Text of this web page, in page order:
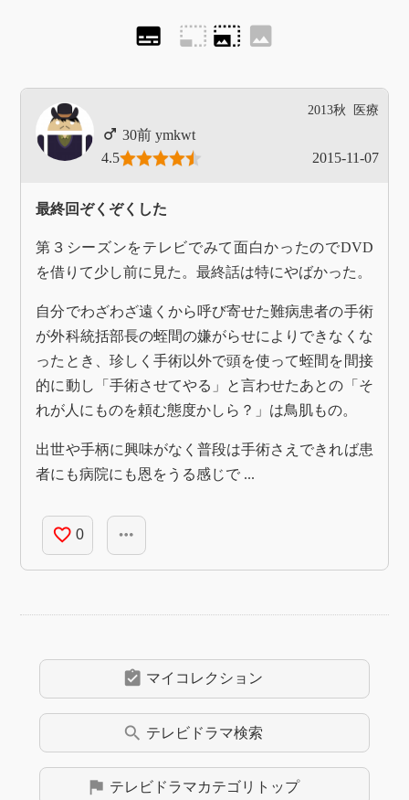
subtitles photo_size_select_small photo_size_select_large image
2013秋 医療
ymkwt
4.5
2015-11-07
最終回ぞくぞくした
第３シーズンをテレビでみて面白かったのでDVD
を借りて少し前に見た。最終話は特にやばかった。
自分でわざわざ遠くから呼び寄せた難病患者の手術
が外科統括部長の蛭間の嫌がらせによりできなくな
ったとき、珍しく手術以外で頭を使って蛭間を間接
的に動し「手術させてやる」と言わせたあとの「そ
れが人にものを頼む態度かしら？」は鳥肌もの。
出世や手柄に興味がなく普段は手術さえできれば患
者にも病院にも恩をうる感じで ...
favorite_border 0 more_horiz
assignment_turned_in マイコレクション
search テレビドラマ検索
flag テレビドラマカテゴリトップ